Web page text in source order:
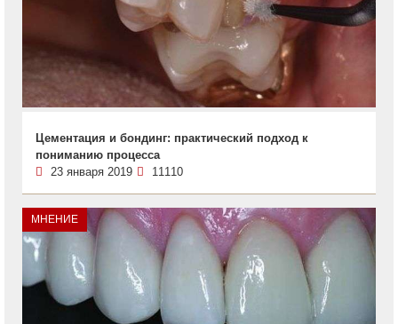
Цементация и бондинг: практический подход к
пониманию процесса
23 января 2019
11110
МНЕНИЕ